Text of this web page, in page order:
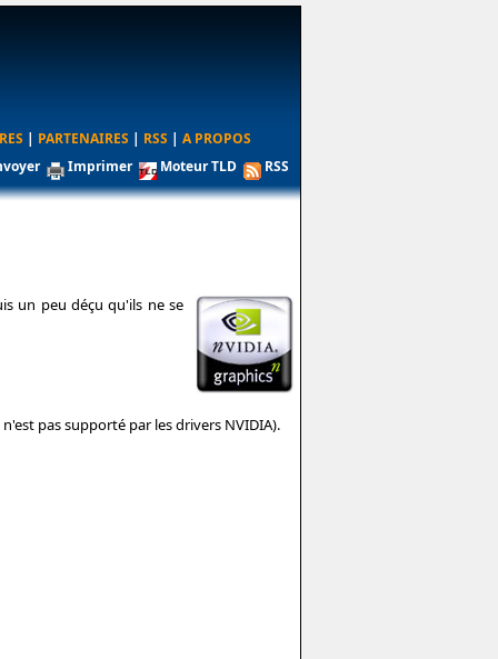
| PARTENAIRES | RSS | A PROPOS
Imprimer Moteur TLD RSS
un peu déçu qu'ils ne se
n'est pas supporté par les drivers NVIDIA).